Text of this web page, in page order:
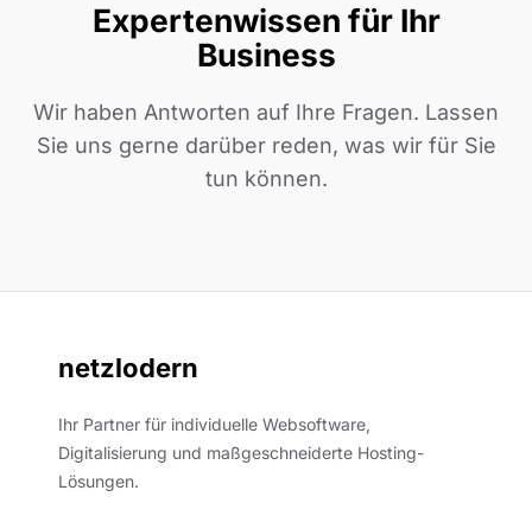
Expertenwissen für Ihr
Business
Wir haben Antworten auf Ihre Fragen. Lassen
Sie uns gerne darüber reden, was wir für Sie
tun können.
netzlodern
Ihr Partner für individuelle Websoftware,
Digitalisierung und maßgeschneiderte Hosting-
Lösungen.